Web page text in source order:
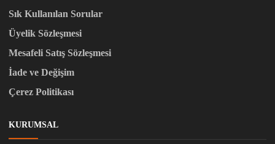
Sık Kullanılan Sorular
Üyelik Sözleşmesi
Mesafeli Satış Sözleşmesi
İade ve Değişim
Çerez Politikası
KURUMSAL